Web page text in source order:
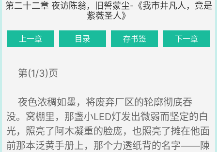
第二十二章 夜访陈翁，旧誓蒙尘-《我市井凡人，竟是
紫薇圣人》
上一章 目录 存书签 下一章
第(1/3)页
夜色浓稠如墨，将废弃厂区的轮廓彻底吞
没。窝棚里，那盏小LED灯发出微弱而坚定的白
光，照亮了阿木凝重的脸庞，也照亮了摊在他面
前那本泛黄手册上，那个力透纸背的名字——陳